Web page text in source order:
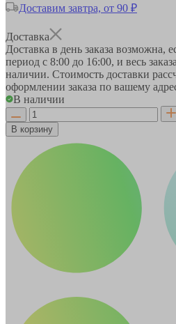
Доставим завтра, от 90 ₽
Доставка
Доставка в день заказа возможна,
период с 8:00 до 16:00, и весь
наличии. Стоимость доставки
оформлении заказа по вашему
В наличии
В корзину